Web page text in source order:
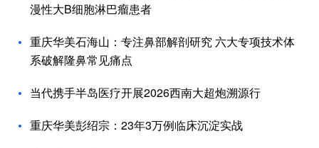
漫性大B细胞淋巴瘤患者
重庆华美石海山：专注鼻部解剖研究 六大专项技术体
系破解隆鼻常见痛点
当代携手半岛医疗开展2026西南大超炮溯源行
重庆华美彭绍宗：23年3万例临床沉淀实战